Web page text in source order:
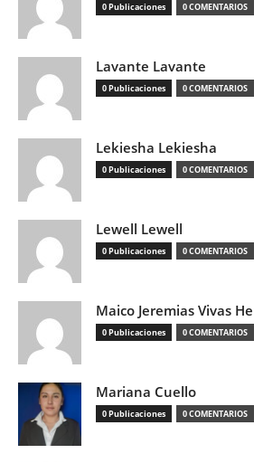
0 Publicaciones 0 COMENTARIOS
Lavante Lavante
0 Publicaciones 0 COMENTARIOS
Lekiesha Lekiesha
0 Publicaciones 0 COMENTARIOS
Lewell Lewell
0 Publicaciones 0 COMENTARIOS
Maico Jeremias Vivas
0 Publicaciones 0 COMENTARIOS
Mariana Cuello
0 Publicaciones 0 COMENTARIOS